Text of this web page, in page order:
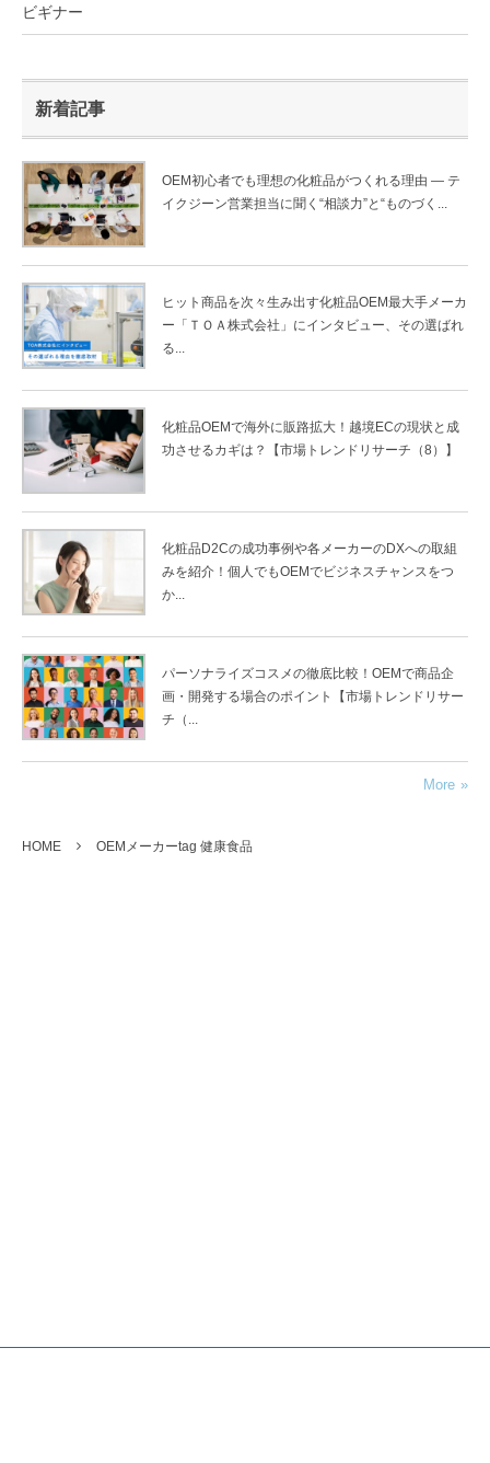
ビギナー
新着記事
OEM初心者でも理想の化粧品がつくれる理由 ― テ
イクジーン営業担当に聞く“相談力”と“ものづく...
ヒット商品を次々生み出す化粧品OEM最大手メーカ
ー「ＴＯＡ株式会社」にインタビュー、その選ばれ
る...
化粧品OEMで海外に販路拡大！越境ECの現状と成
功させるカギは？【市場トレンドリサーチ（8）】
化粧品D2Cの成功事例や各メーカーのDXへの取組
みを紹介！個人でもOEMでビジネスチャンスをつ
か...
パーソナライズコスメの徹底比較！OEMで商品企
画・開発する場合のポイント【市場トレンドリサー
チ（...
More
HOME OEMメーカーtag 健康食品